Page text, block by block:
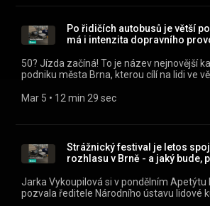
(https://play.google.com/store/apps/
id=cz.rozhlas.mujrozhlas) a iOS
(https://apps.apple.com/cz/app/id1455654616)
webu mujRozhlas.cz
(https://www.mujrozhlas.cz/rapi/view/
74cd-3954-b7d1-659f41d5d5dd?
a687-3269-aa34-86838a9274d1) .
Po řidičích autobusů je větší
má i intenzita dopravního
50? Jízda začíná! To je název nejnovější
podniku města Brna, kterou cílí na lidi ve
mluví v Jihomoravském kraji můžete
(https://apps.apple.com/cz/app/id1455654616)
webu mujRozhlas.cz
(https://www.mujrozhlas.cz/rapi/view/
74cd-3954-b7d1-659f41d5d5dd?
ab93-37a2-8730-ce2778a3a37b) .
Mar 5 • 12 min 29 sec
Strážnický festival je letos
rozhlasu v Brně - a jaký bude,
Jarka Vykoupilová si v pondělním Apetýtu
pozvala ředitele Národního ústavu lidové